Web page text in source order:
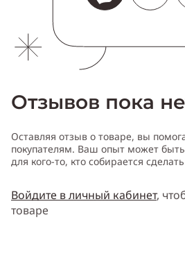
Отзывов пока
Оставляя отзыв о товаре, вы
покупателям. Ваш опыт может
для кого-то, кто собирается сделать
Войдите в личный кабинет,
товаре